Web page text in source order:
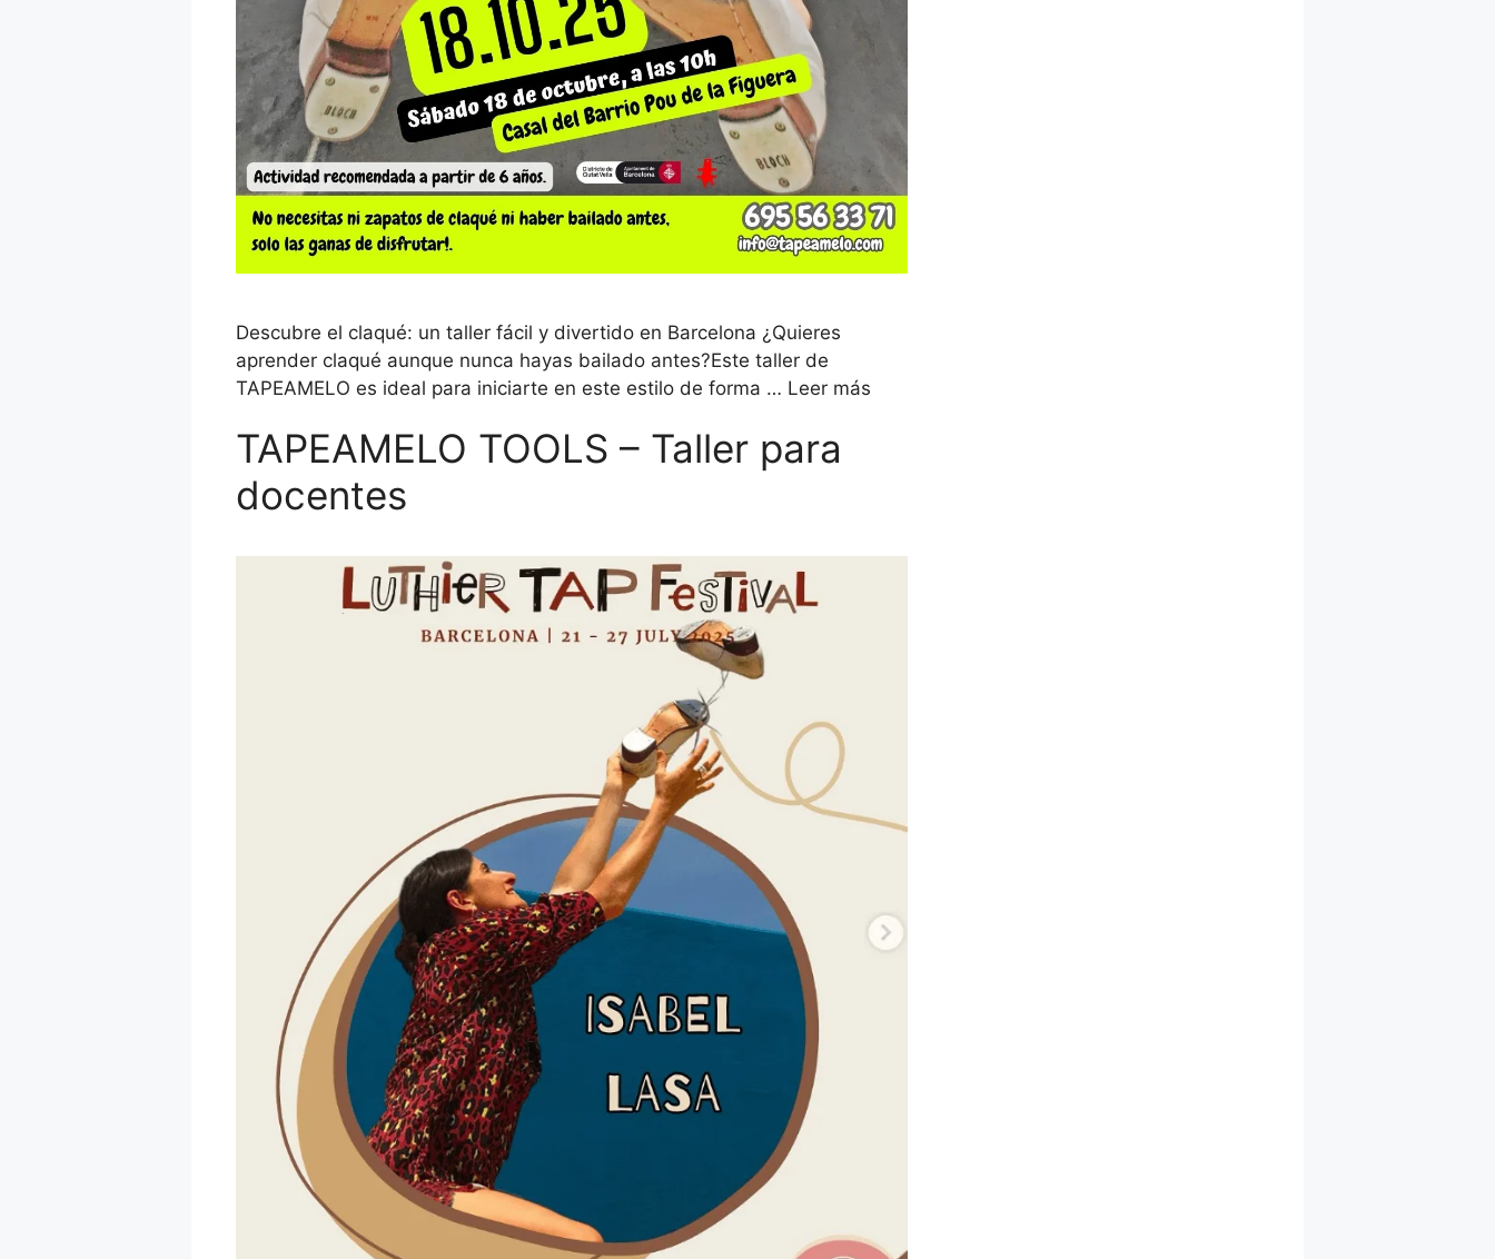
Descubre el claqué: un taller fácil y divertido en Barcelona ¿Quieres
aprender claqué aunque nunca hayas bailado antes?Este taller de
TAPEAMELO es ideal para iniciarte en este estilo de forma … Leer más
TAPEAMELO TOOLS – Taller para
docentes